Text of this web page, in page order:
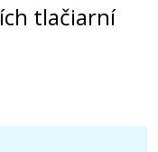
tlačiarní